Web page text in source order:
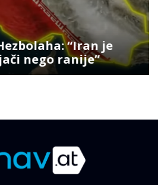
“Iran je
nego ranije”